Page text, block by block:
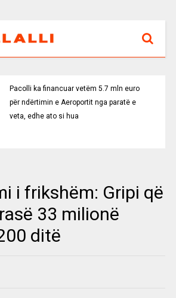
Pacolli ka financuar vetëm 5.7 mln euro
për ndërtimin e Aeroportit nga paratë e
veta, edhe ato si hua
i frikshëm: Gripi që
33 milionë
ditë